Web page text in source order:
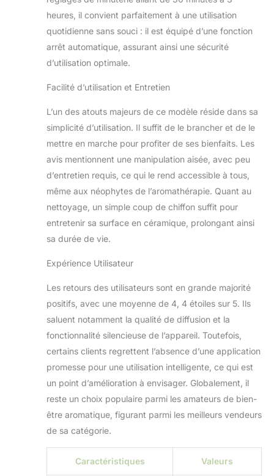
comme un
humidificateur.
Brume ultrasonique
pour le sommeil, le
méditation : le
diffuseur à ultrasons
silencieusement et
de manière stable.
Avec 4 réglages de
minuterie, vous
pouvez adapter de
manière flexible la
durée d'utilisation à
séances de yoga.
Diffuseur en
céramique de haute
qualité avec 7
veilleuses douces :
la belle surface en
céramique et les 7
couleurs créent une
ambiance lumineuse
apaisante - Parfait
étudier ou comme
veilleuse douce pour
heures, il convient parfaitement à une utilisation
quotidienne sans souci : il est équipé d’une fonction
arrêt automatique, assurant ainsi une sécurité
d’utilisation optimale.
Facilité d’utilisation et Entretien
L’un des atouts majeurs de ce modèle réside dans sa
simplicité d’utilisation. Il suffit de le brancher et de le
mettre en marche pour profiter de ses bienfaits. Les
avis mentionnent une manipulation aisée, avec peu
d’entretien requis, ce qui le rend accessible à tous,
même aux néophytes de l’aromathérapie. Quant au
nettoyage, un simple coup de chiffon suffit pour
entretenir sa surface en céramique, prolongant ainsi
sa durée de vie.
Expérience Utilisateur
Les retours des utilisateurs sont en grande majorité
positifs, avec une moyenne de 4, 4 étoiles sur 5. Ils
saluent notamment la qualité de diffusion et la
fonctionnalité silencieuse de l’appareil. Toutefois,
certains clients regrettent l’absence d’une application
promesse pour une utilisation intelligente, ce qui est
un point d’amélioration à envisager. Globalement, il
reste un choix populaire parmi les amateurs de bien-
être aromatique, figurant parmi les meilleurs vendeurs
de sa catégorie.
Caractéristiques Valeurs